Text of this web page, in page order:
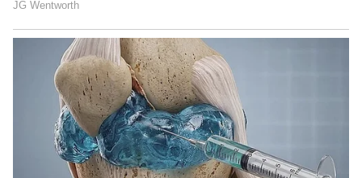
காலை: 9.30 முதல் 10.30 வரை
மாலை : 4.30 முதல் 5.30 வரை
மாலை: 6.30 முதல் 7.30 வரை